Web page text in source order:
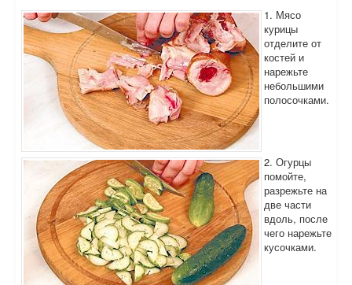
1. Мясо
курицы
отделите от
костей и
нарежьте
небольшими
полосочками.
2. Огурцы
помойте,
разрежьте на
две части
вдоль, после
чего нарежьте
кусочками.